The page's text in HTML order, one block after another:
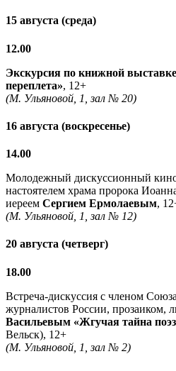
15 августа (среда)
12.00
Экскурсия по книжной
переплета», 12+
(М. Ульяновой, 1, зал № 20)
16 августа (воскресенье)
14.00
Молодежный дискуссионный
настоятелем храма пророка
иереем Сергием Ермолаевым,
(М. Ульяновой, 1, зал № 12)
20 августа (четверг)
18.00
Встреча-дискуссия с членом
журналистов России, прозаиком,
Васильевым «Жгучая тайна
Вельск), 12+
(М. Ульяновой, 1, зал № 2)